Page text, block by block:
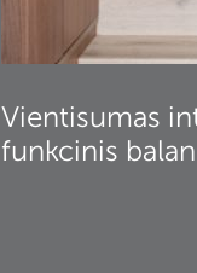
Vientisumas
funkcinis